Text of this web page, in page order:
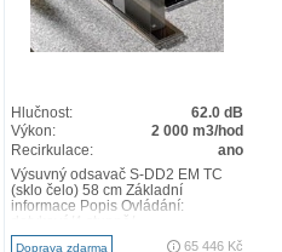
Hlučnost:
62.0 dB
Výkon:
2 000 m3/hod
Recirkulace:
ano
Výsuvný odsavač S-DD2 EM TC
(sklo čelo) 58 cm Základní
informace Popis Ovládání:
časovač/automatické vypnutí po 4
Doprava zdarma 65 446 Kč